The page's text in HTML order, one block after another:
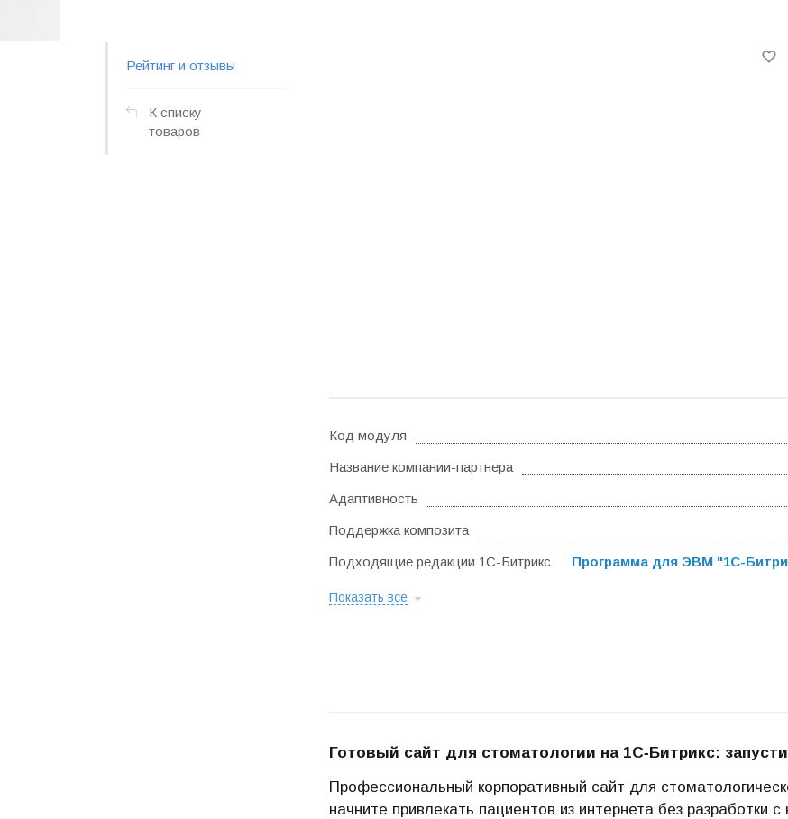
Рейтинг и отзывы
К списку
товаров
Код модуля
Название компании-партнера
Адаптивность
Поддержка композита
Подходящие редакции 1С-Битрикс Программа для ЭВМ "1С-
Показать все
Готовый сайт для стоматологии на 1С‑Битрикс:
Профессиональный корпоративный сайт для
начните привлекать пациентов из интернета без разработки